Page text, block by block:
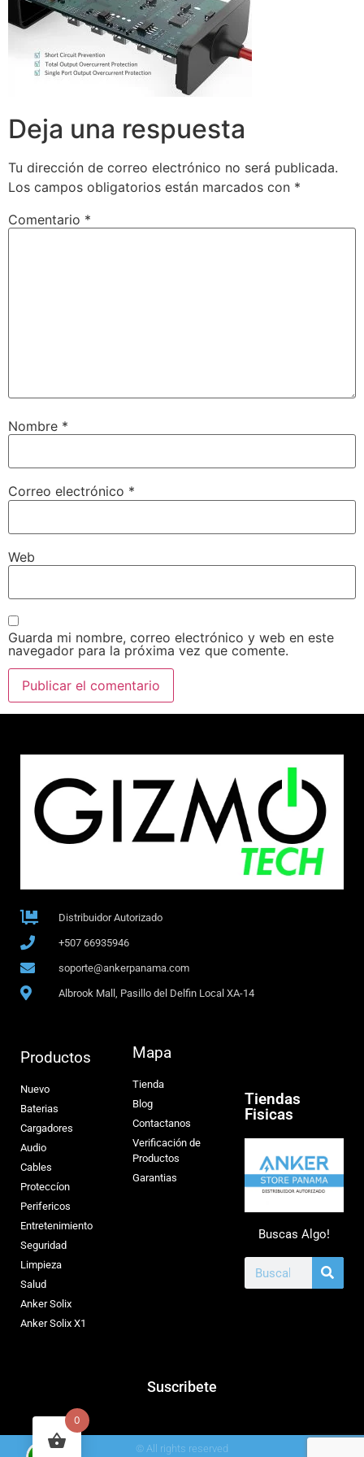
Deja una respuesta
Tu dirección de correo electrónico no será publicada.
Los campos obligatorios están marcados con *
Comentario *
Nombre *
Correo electrónico *
Web
Guarda mi nombre, correo electrónico y web en este
navegador para la próxima vez que comente.
Distribuidor Autorizado
+507 66935946
soporte@ankerpanama.com
Albrook Mall, Pasillo del Delfin Local XA-14
Productos
Nuevo
Baterias
Cargadores
Audio
Cables
Proteccíon
Perifericos
Entretenimiento
Seguridad
Limpieza
Salud
Anker Solix
Anker Solix X1
Mapa
Tienda
Blog
Contactanos
Verificación de
Productos
Garantias
Tiendas
Fisicas
Buscas Algo!
Suscribete
© All rights reserved
0